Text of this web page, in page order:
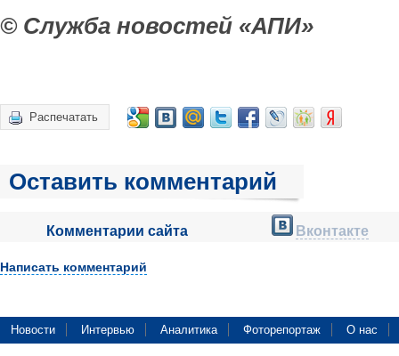
© Служба новостей «АПИ»
Распечатать
Оставить комментарий
Комментарии сайта Вконтакте
Написать комментарий
Новости Интервью Аналитика Фоторепортаж О нас